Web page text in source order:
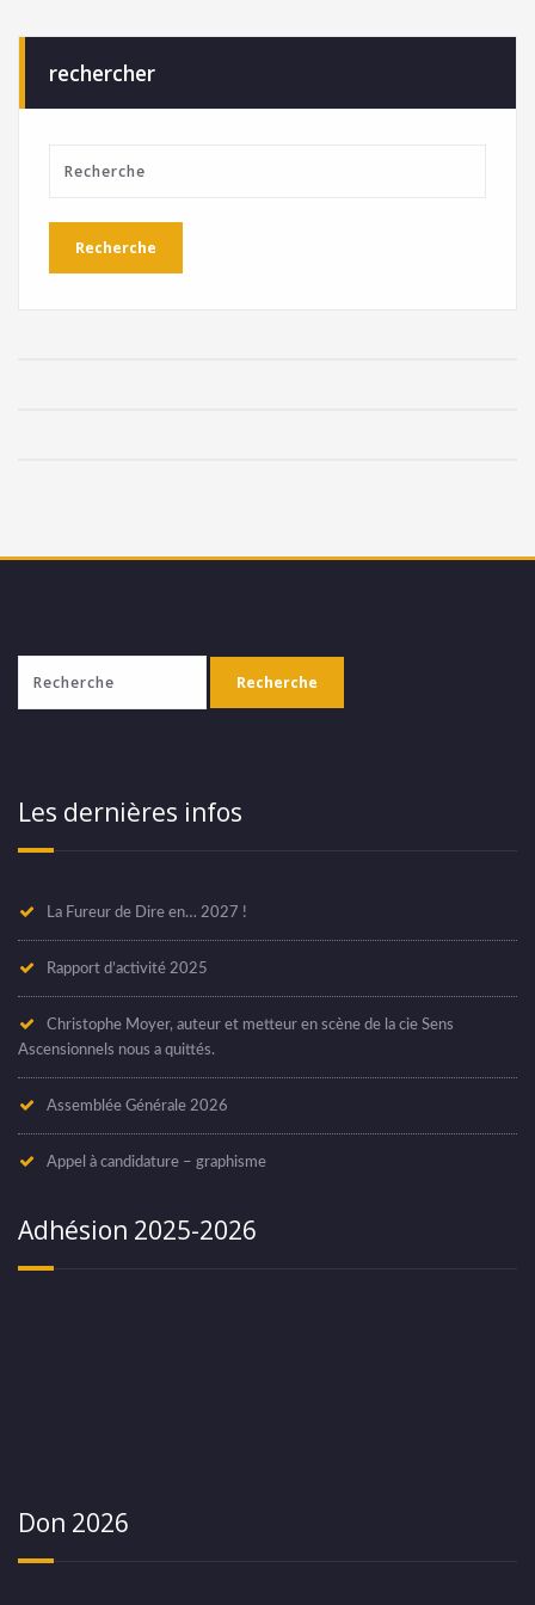
rechercher
Les dernières infos
La Fureur de Dire en… 2027 !
Rapport d’activité 2025
Christophe Moyer, auteur et metteur en scène de la cie Sens
Ascensionnels nous a quittés.
Assemblée Générale 2026
Appel à candidature – graphisme
Adhésion 2025-2026
Don 2026